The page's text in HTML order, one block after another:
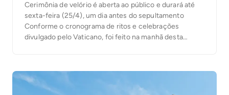
Cerimônia de velório é aberta ao público e durará até
sexta-feira (25/4), um dia antes do sepultamento
Conforme o cronograma de ritos e celebrações
divulgado pelo Vaticano, foi feito na manhã desta
para a Basílica de São Pedro, onde […]